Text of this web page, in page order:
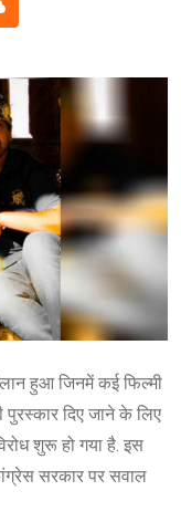
हुआ जिनमें कई फिल्मी
पुरस्कार दिए जाने के लिए
शुरू हो गया है. इस
सरकार पर सवाल